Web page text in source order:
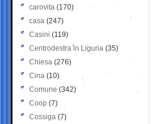
carovita (170)
casa (247)
Casini (119)
Centrodestra in Liguria (35)
Chiesa (276)
Cina (10)
Comune (342)
Coop (7)
Cossiga (7)